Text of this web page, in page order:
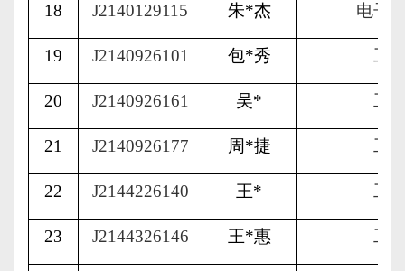
18 J2140129115 朱*杰 电子
19 J2140926101 包*秀 工
20 J2140926161 吴* 工
21 J2140926177 周*捷 工
22 J2144226140 王* 工
23 J2144326146 王*惠 工